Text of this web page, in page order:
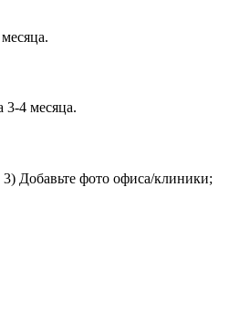
3-4 месяца.
Добавьте фото офиса/клиники;